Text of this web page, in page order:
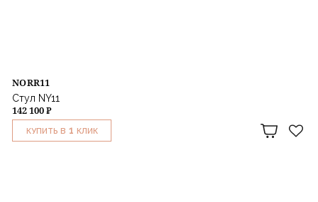
NORR11
Стул NY11
142 100 ₽
КУПИТЬ В 1 КЛИК